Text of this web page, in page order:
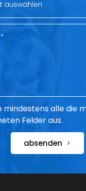
mindestens alle die
Felder aus.
absenden